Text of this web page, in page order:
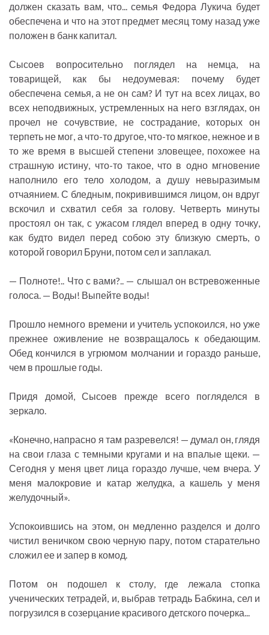
должен сказать вам, что... семья Федора Лукича будет
обеспечена и что на этот предмет месяц тому назад уже
положен в банк капитал.
Сысоев вопросительно поглядел на немца, на
товарищей, как бы недоумевая: почему будет
обеспечена семья, а не он сам? И тут на всех лицах, во
всех неподвижных, устремленных на него взглядах, он
прочел не сочувствие, не сострадание, которых он
терпеть не мог, а что-то другое, что-то мягкое, нежное и в
то же время в высшей степени зловещее, похожее на
страшную истину, что-то такое, что в одно мгновение
наполнило его тело холодом, а душу невыразимым
отчаянием. С бледным, покривившимся лицом, он вдруг
вскочил и схватил себя за голову. Четверть минуты
простоял он так, с ужасом глядел вперед в одну точку,
как будто видел перед собою эту близкую смерть, о
которой говорил Бруни, потом сел и заплакал.
— Полноте!.. Что с вами?.. — слышал он встревоженные
голоса. — Воды! Выпейте воды!
Прошло немного времени и учитель успокоился, но уже
прежнее оживление не возвращалось к обедающим.
Обед кончился в угрюмом молчании и гораздо раньше,
чем в прошлые годы.
Придя домой, Сысоев прежде всего погляделся в
зеркало.
«Конечно, напрасно я там разревелся! — думал он, глядя
на свои глаза с темными кругами и на впалые щеки. —
Сегодня у меня цвет лица гораздо лучше, чем вчера. У
меня малокровие и катар желудка, а кашель у меня
желудочный».
Успокоившись на этом, он медленно разделся и долго
чистил веничком свою черную пару, потом старательно
сложил ее и запер в комод.
Потом он подошел к столу, где лежала стопка
ученических тетрадей, и, выбрав тетрадь Бабкина, сел и
погрузился в созерцание красивого детского почерка...